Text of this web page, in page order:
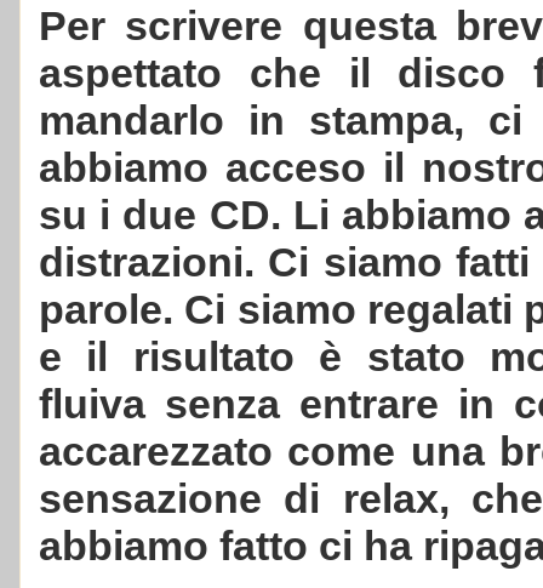
Per scrivere questa
aspettato che il disco
mandarlo in stampa,
abbiamo acceso il
su i due CD. Li abbiamo
distrazioni. Ci siamo
parole. Ci siamo regalati
e il risultato è stato
fluiva senza entrare in
accarezzato come una
sensazione di relax,
abbiamo fatto ci ha